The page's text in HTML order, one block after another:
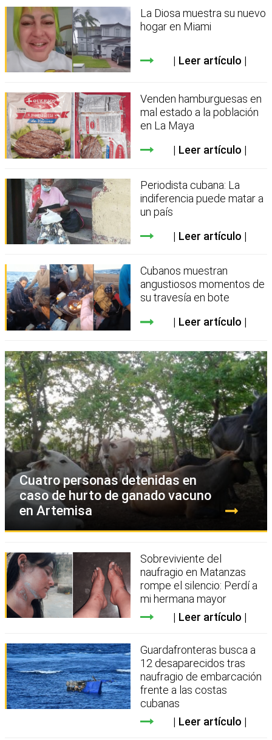
La Diosa muestra su nuevo
hogar en Miami
Leer artículo
Venden hamburguesas en
mal estado a la población
en La Maya
Leer artículo
Periodista cubana: La
indiferencia puede matar a
un país
Leer artículo
Cubanos muestran
angustiosos momentos de
su travesía en bote
Leer artículo
Cuatro personas detenidas en
caso de hurto de ganado vacuno
en Artemisa
Sobreviviente del
naufragio en Matanzas
rompe el silencio: Perdí a
mi hermana mayor
Leer artículo
Guardafronteras busca a
12 desaparecidos tras
naufragio de embarcación
frente a las costas
cubanas
Leer artículo